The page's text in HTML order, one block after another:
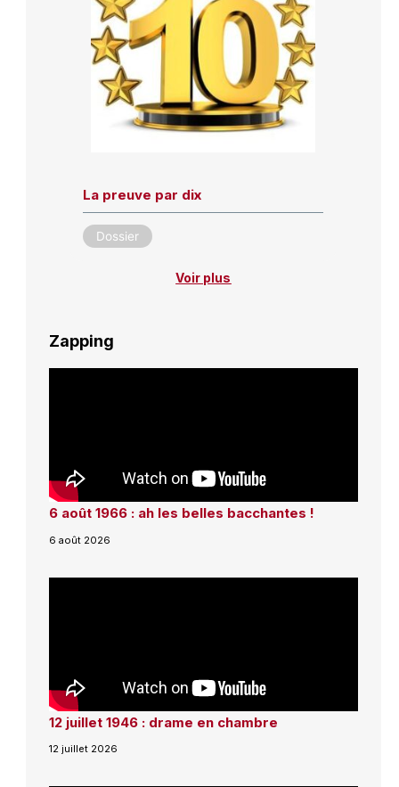
La preuve par dix
Dossier
Voir plus
Zapping
6 août 1966 : ah les belles bacchantes !
6 août 2026
12 juillet 1946 : drame en chambre
12 juillet 2026